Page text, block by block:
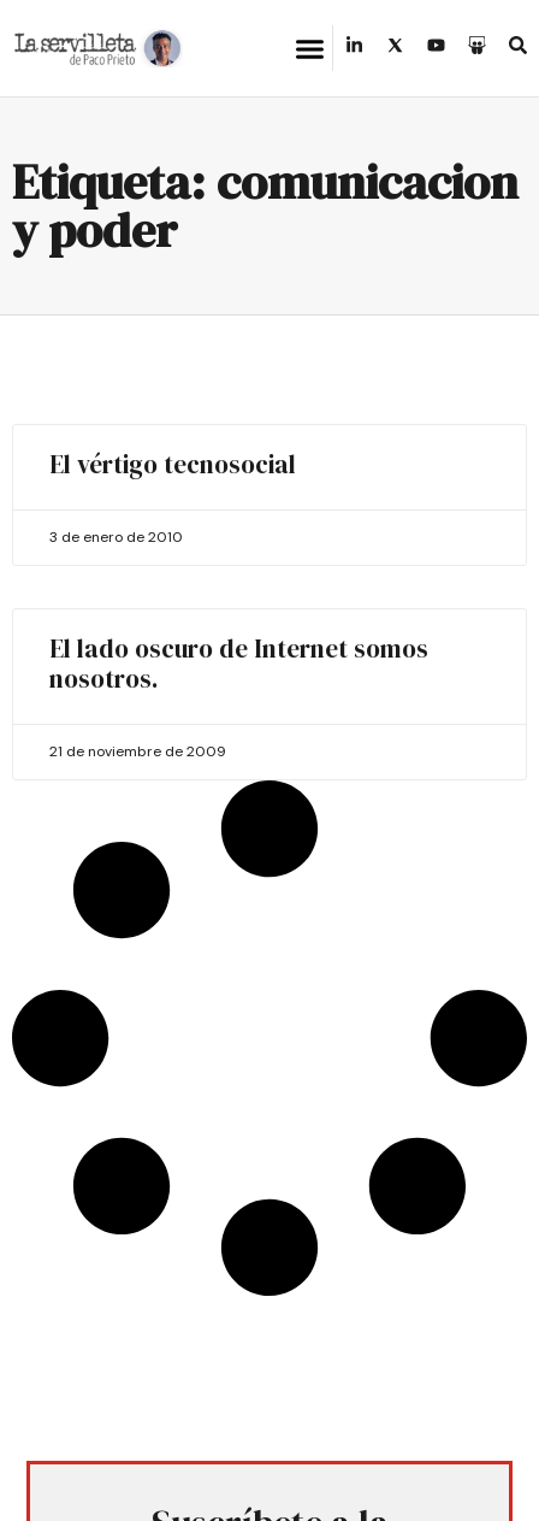
Etiqueta: comunicacion
y poder
El vértigo tecnosocial
3 de enero de 2010
El lado oscuro de Internet somos
nosotros.
21 de noviembre de 2009